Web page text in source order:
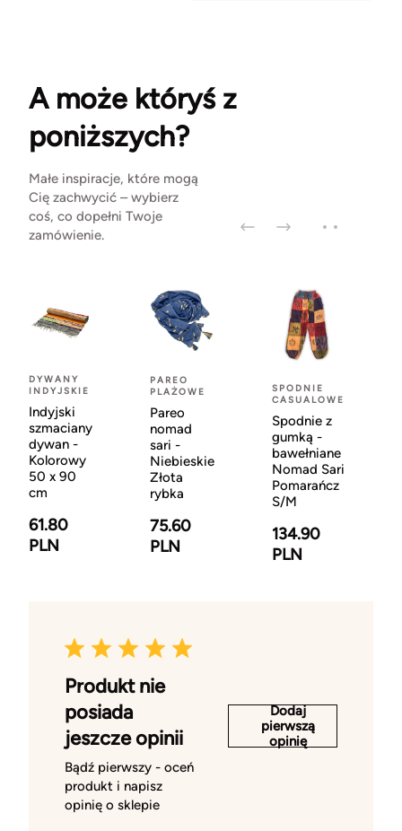
A może któryś z
poniższych?
Małe inspiracje, które mogą
Cię zachwycić – wybierz
coś, co dopełni Twoje
zamówienie.
DYWANY
INDYJSKIE
Indyjski
szmaciany
dywan -
Kolorowy
50 x 90
cm
61.80
PLN
PAREO
PLAŻOWE
Pareo
nomad
sari -
Niebieskie
Złota
rybka
75.60
PLN
SPODNIE
CASUALOWE
Spodnie z
gumką -
bawełniane
Nomad Sari
Pomarańcz
S/M
134.90
PLN
Produkt nie
posiada
jeszcze opinii
Bądź pierwszy - oceń
produkt i napisz
opinię o sklepie
Dodaj
pierwszą
opinię